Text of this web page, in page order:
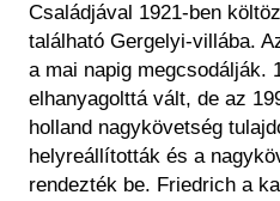
Családjával 1921-ben
található Gergelyi-villába.
a mai napig megcsodálják.
elhanyagolttá vált, de az
holland nagykövetség
helyreállították és a
rendezték be. Friedrich a